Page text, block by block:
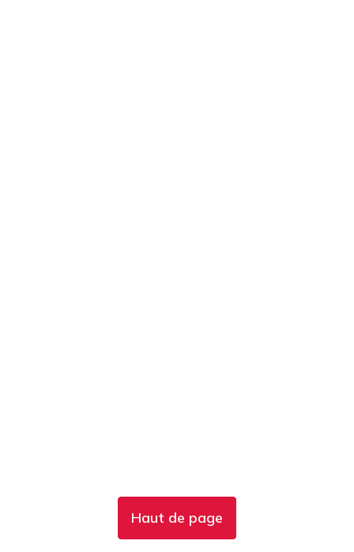
Haut de page